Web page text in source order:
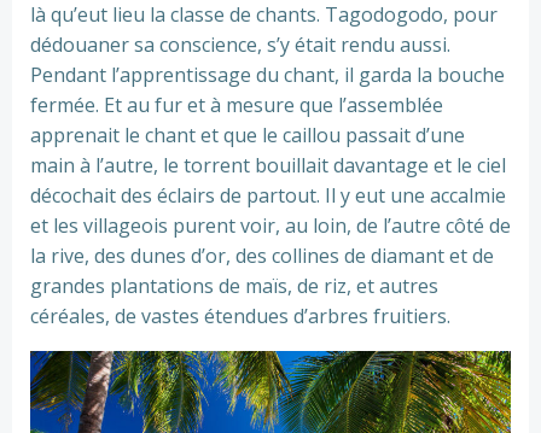
là qu’eut lieu la classe de chants. Tagodogodo, pour
dédouaner sa conscience, s’y était rendu aussi.
Pendant l’apprentissage du chant, il garda la bouche
fermée. Et au fur et à mesure que l’assemblée
apprenait le chant et que le caillou passait d’une
main à l’autre, le torrent bouillait davantage et le ciel
décochait des éclairs de partout. Il y eut une accalmie
et les villageois purent voir, au loin, de l’autre côté de
la rive, des dunes d’or, des collines de diamant et de
grandes plantations de maïs, de riz, et autres
céréales, de vastes étendues d’arbres fruitiers.